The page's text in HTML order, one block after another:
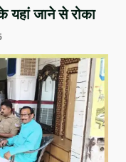
यहां जाने से रोका